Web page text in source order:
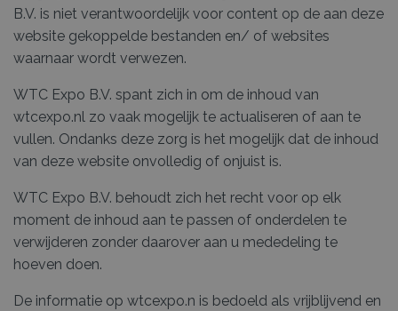
B.V. is niet verantwoordelijk voor content op de aan deze
website gekoppelde bestanden en/ of websites
waarnaar wordt verwezen.
WTC Expo B.V. spant zich in om de inhoud van
wtcexpo.nl zo vaak mogelijk te actualiseren of aan te
vullen. Ondanks deze zorg is het mogelijk dat de inhoud
van deze website onvolledig of onjuist is.
WTC Expo B.V. behoudt zich het recht voor op elk
moment de inhoud aan te passen of onderdelen te
verwijderen zonder daarover aan u mededeling te
hoeven doen.
De informatie op wtcexpo.n is bedoeld als vrijblijvend en